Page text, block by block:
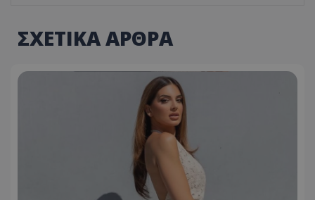
ΣΧΕΤΙΚΑ ΑΡΘΡΑ